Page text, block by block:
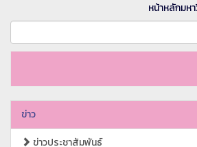
หน้าหลักมห
ข่าว
ข่าวประชาสัมพันธ์